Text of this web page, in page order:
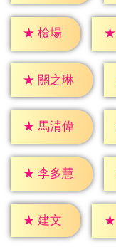
★ 檢場 ★
★ 關之琳
★ 馬清偉
★ 李多慧
★ 建文 ★